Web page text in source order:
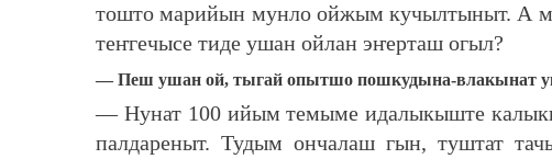
тошто марийын мунло ойжым кучылтыныт. А
теҥгечысе тиде ушан ойлан эҥерташ огыл?
— Пеш ушан ой, тыгай опытшо пошкудына-влакынат
— Нунат 100 ийым темыме идалыкыште
палдареныт. Тудым ончалаш гын, туштат